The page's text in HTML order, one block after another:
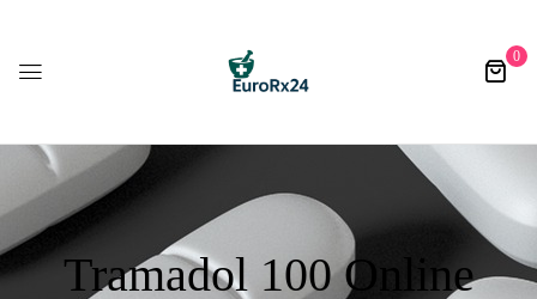
0
Tramadol 100 Online